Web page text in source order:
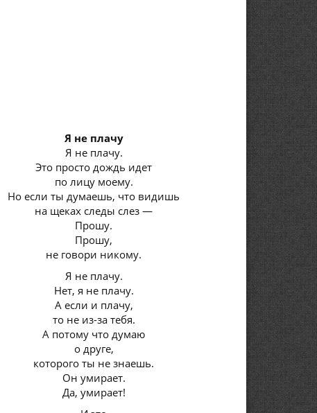
Я не плачу
Я не плачу.
Это просто дождь идет
по лицу моему.
Но если ты думаешь, что видишь
на щеках следы слез —
Прошу.
Прошу,
не говори никому.
Я не плачу.
Нет, я не плачу.
А если и плачу,
то не из-за тебя.
А потому что думаю
о друге,
которого ты не знаешь.
Он умирает.
Да, умирает!